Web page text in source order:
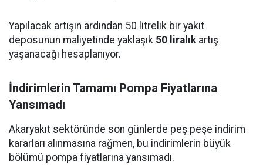
Yapılacak artışın ardından 50 litrelik bir yakıt
deposunun maliyetinde yaklaşık 50 liralıkartış
yaşanacağı hesaplanıyor.
İndirimlerin Tamamı Pompa Fiyatlarına
Yansımadı
Akaryakıt sektöründe son günlerde peş peşe indirim
kararları alınmasına rağmen, bu indirimlerin büyük
bölümü pompa fiyatlarına yansımadı.